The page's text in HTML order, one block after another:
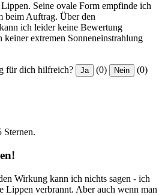
Seine ovale Form empfinde ich
beim Auftrag. Über den
ich leider keine Bewertung
keiner extremen Sonneneinstrahlung
für dich hilfreich? Ja (0) Nein (0)
Sternen.
Wirkung kann ich nichts sagen - ich
Lippen verbrannt. Aber auch wenn man